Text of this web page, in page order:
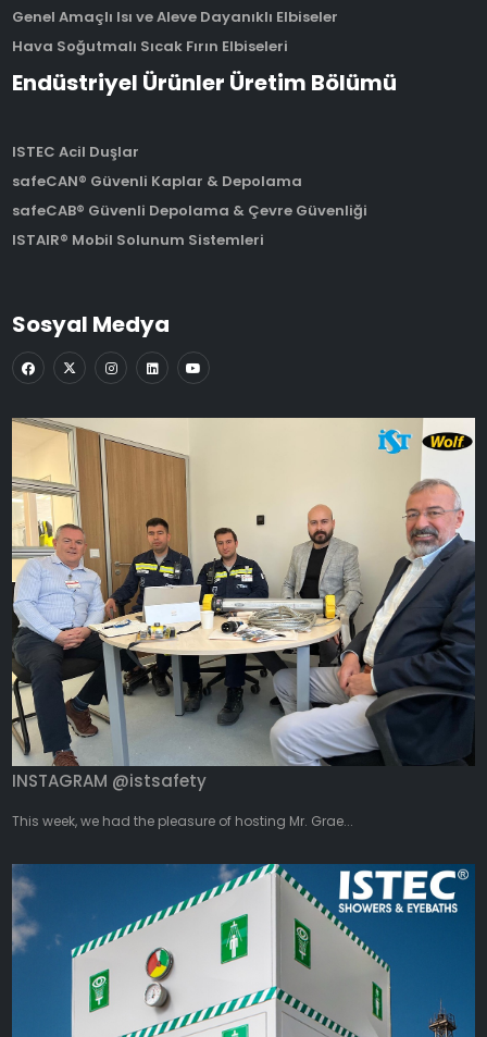
Genel Amaçlı Isı ve Aleve Dayanıklı Elbiseler
Hava Soğutmalı Sıcak Fırın Elbiseleri
Endüstriyel Ürünler Üretim Bölümü
ISTEC Acil Duşlar
safeCAN® Güvenli Kaplar & Depolama
safeCAB® Güvenli Depolama & Çevre Güvenliği
ISTAIR® Mobil Solunum Sistemleri
Sosyal Medya
INSTAGRAM @istsafety
This week, we had the pleasure of hosting Mr. Grae...